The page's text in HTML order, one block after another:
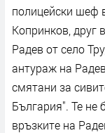
полицейски шеф
Копринков, друг
Радев от село
антураж на
смятани за
България". Те не
връзките на